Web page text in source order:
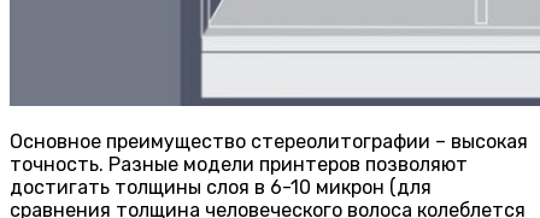
Основное преимущество стереолитографии – высокая
точность. Разные модели принтеров позволяют
достигать толщины слоя в 6-10 микрон (для
сравнения толщина человеческого волоса колеблется